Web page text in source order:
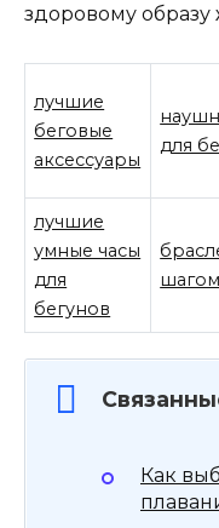
здоровому
лучшие
беговые
аксессуары
для
лучшие
умные часы
для
бегунов
Как